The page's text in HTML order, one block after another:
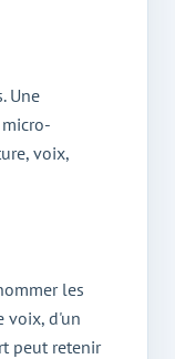
Une
voix,
les
voix, d'un
peut retenir